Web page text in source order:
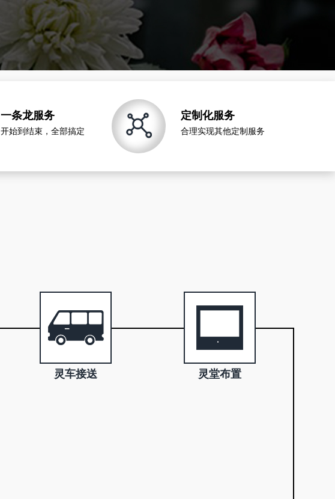
一条龙服务
开始到结束，全部搞定
定制化服务
合理实现其他定制服务
灵车接送 灵堂布置